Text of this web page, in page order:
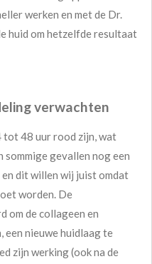
werken en met de Dr.
huid om hetzelfde resultaat
verwachten
tot 48 uur rood zijn, wat
gevallen nog een
dit willen wij juist omdat
worden. De
om de collageen en
een nieuwe huidlaag te
zijn werking (ook na de